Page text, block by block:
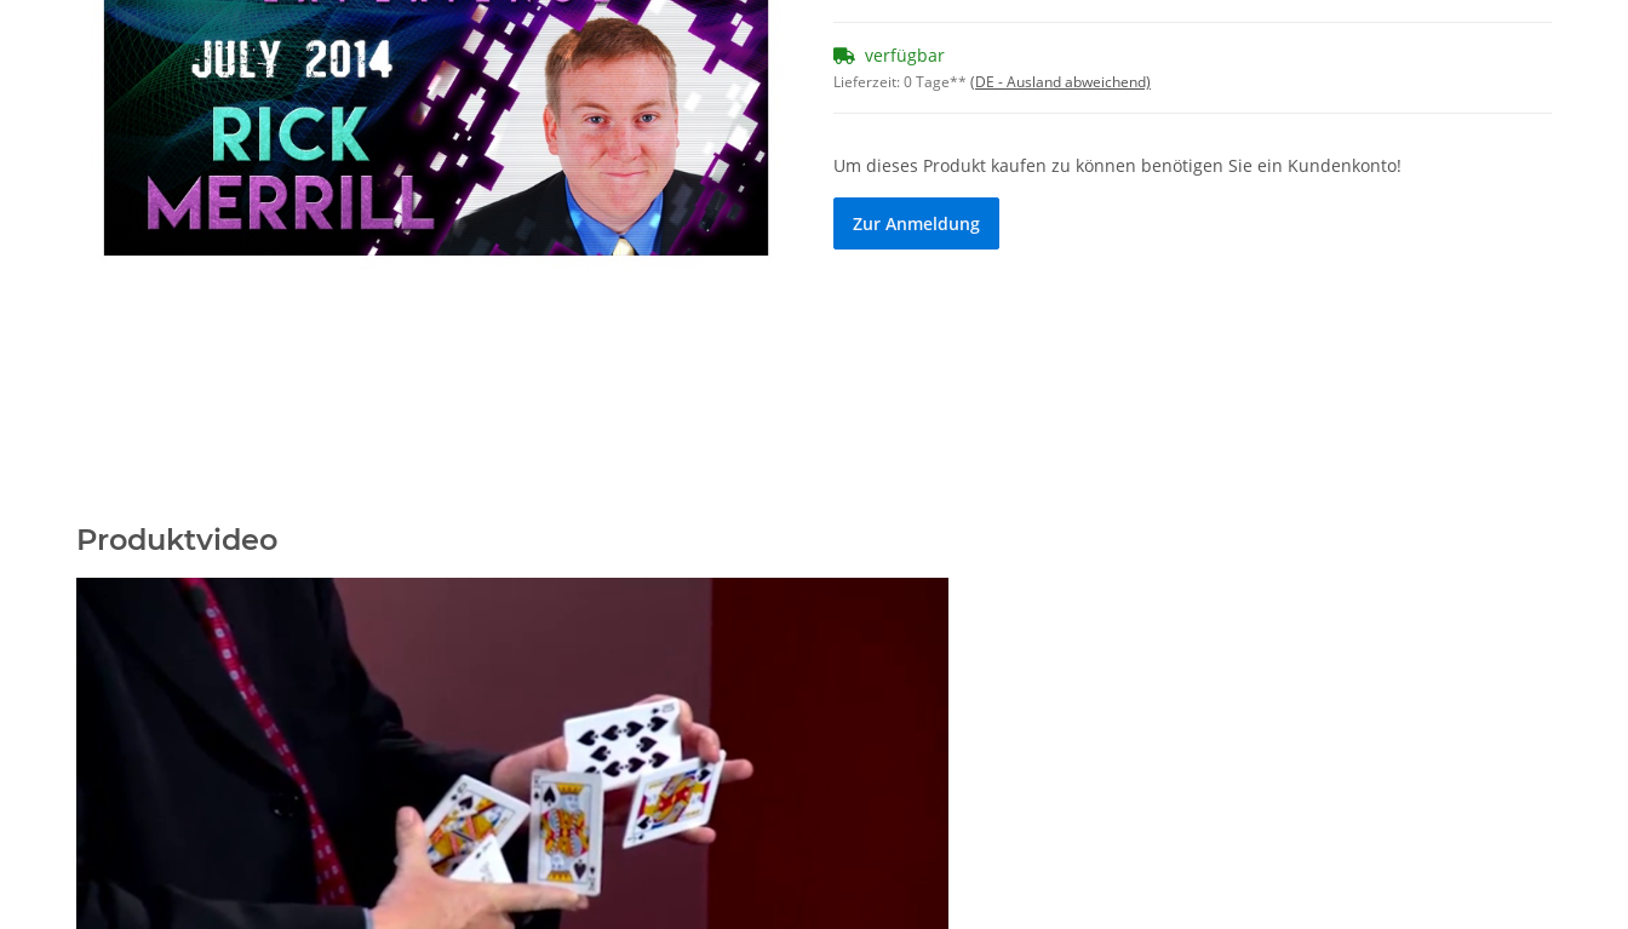
verfügbar
Lieferzeit:0 Tage** (DE - Ausland abweichend)
Um dieses Produkt kaufen zu können benötigen Sie ein Kundenkonto!
Zur Anmeldung
Produktvideo